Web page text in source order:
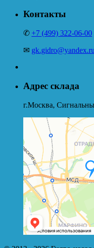
Контакты
✆ +7 (499) 322-06-00
✉ gk.gidro@yandex.ru
Адрес склада
г.Москва,